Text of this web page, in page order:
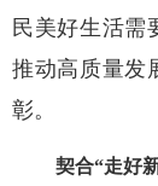
民美好生活需
推动高质量发
彰。
契合“走好